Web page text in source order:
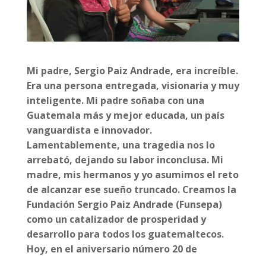
Mi padre, Sergio Paiz Andrade, era increíble.
Era una persona entregada, visionaria y muy
inteligente. Mi padre soñaba con una
Guatemala más y mejor educada, un país
vanguardista e innovador.
Lamentablemente, una tragedia nos lo
arrebató, dejando su labor inconclusa.Mi
madre, mis hermanos y yo asumimos el reto
de alcanzar ese sueño truncado. Creamos la
Fundación Sergio Paiz Andrade (Funsepa)
como un catalizador de prosperidad y
desarrollo para todos los guatemaltecos.
Hoy, en el aniversario número 20 de